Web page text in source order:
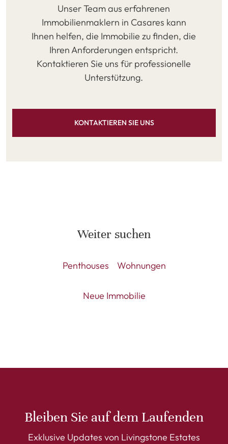
Unser Team aus erfahrenen
Immobilienmaklern in Casares kann
Ihnen helfen, die Immobilie zu finden, die
Ihren Anforderungen entspricht.
Kontaktieren Sie uns für professionelle
Unterstützung.
KONTAKTIEREN SIE UNS
Weiter suchen
Penthouses Wohnungen
Neue Immobilie
Bleiben Sie auf dem Laufenden
Exklusive Updates von Livingstone Estates